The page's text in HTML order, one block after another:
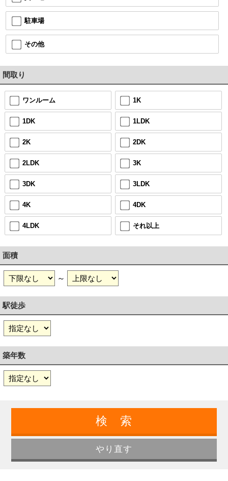
駐車場
その他
間取り
ワンルーム 1K
1DK 1LDK
2K 2DK
2LDK 3K
3DK 3LDK
4K 4DK
4LDK それ以上
面積
～
駅徒歩
築年数